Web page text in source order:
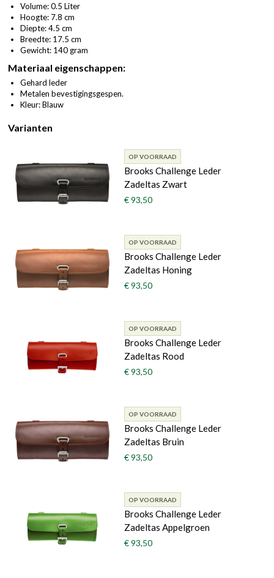
Volume: 0.5 Liter
Hoogte: 7.8 cm
Diepte: 4.5 cm
Breedte: 17.5 cm
Gewicht: 140 gram
Materiaal eigenschappen:
Gehard leder
Metalen bevestigingsgespen.
Kleur: Blauw
Varianten
OP VOORRAAD
Brooks Challenge Leder
Zadeltas Zwart
€ 93,50
OP VOORRAAD
Brooks Challenge Leder
Zadeltas Honing
€ 93,50
OP VOORRAAD
Brooks Challenge Leder
Zadeltas Rood
€ 93,50
OP VOORRAAD
Brooks Challenge Leder
Zadeltas Bruin
€ 93,50
OP VOORRAAD
Brooks Challenge Leder
Zadeltas Appelgroen
€ 93,50